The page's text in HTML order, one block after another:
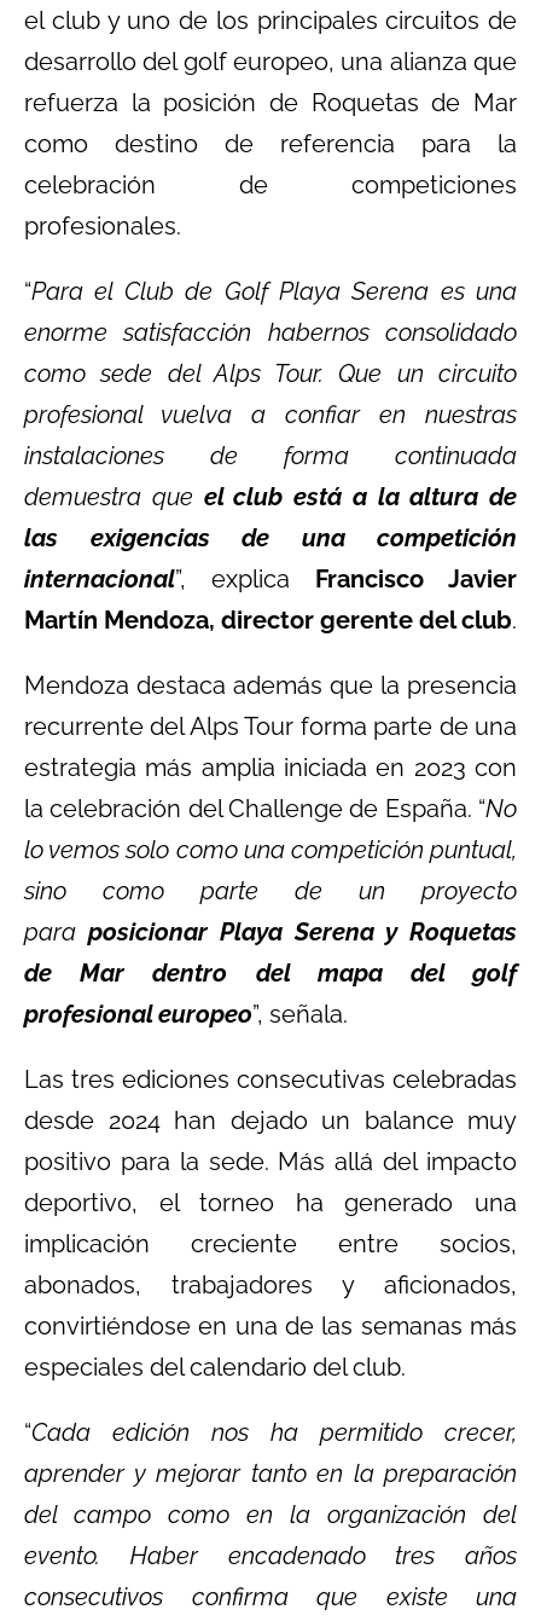
el club y uno de los principales circuitos de
desarrollo del golf europeo, una alianza que
refuerza la posición de Roquetas de Mar
como destino de referencia para la
celebración de competiciones
profesionales.
“Para el Club de Golf Playa Serena es una
enorme satisfacción habernos consolidado
como sede del Alps Tour. Que un circuito
profesional vuelva a confiar en nuestras
instalaciones de forma continuada
demuestra que el club está a la altura de
las exigencias de una competición
internacional”, explica Francisco Javier
Martín Mendoza, director gerente del club.
Mendoza destaca además que la presencia
recurrente del Alps Tour forma parte de una
estrategia más amplia iniciada en 2023 con
la celebración del Challenge de España. “No
lo vemos solo como una competición puntual,
sino como parte de un proyecto
para posicionar Playa Serena y Roquetas
de Mar dentro del mapa del golf
profesional europeo”, señala.
Las tres ediciones consecutivas celebradas
desde 2024 han dejado un balance muy
positivo para la sede. Más allá del impacto
deportivo, el torneo ha generado una
implicación creciente entre socios,
abonados, trabajadores y aficionados,
convirtiéndose en una de las semanas más
especiales del calendario del club.
“Cada edición nos ha permitido crecer,
aprender y mejorar tanto en la preparación
del campo como en la organización del
evento. Haber encadenado tres años
consecutivos confirma que existe una